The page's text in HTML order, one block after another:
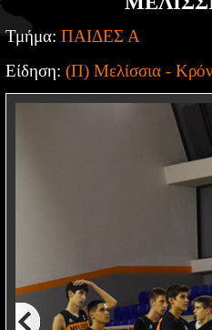
Τμήμα: ΠΑΙΔΕΣ Α
Είδηση: (Π) Μελίσσια -